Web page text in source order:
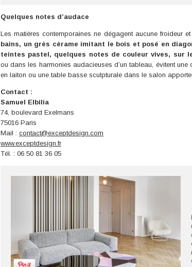
Quelques notes d’audace
Les matières contemporaines ne dégagent aucune froideur et
bains, un grès cérame imitant le bois et posé en
teintes pastel, quelques notes de couleur vives, sur
ou dans les harmonies audacieuses d’un tableau, évitent
en laiton ou une table basse sculpturale dans le salon
Contact :
Samuel Elbilia
74, boulevard Exelmans
75016 Paris
Mail : contact@exceptdesign.com
www.exceptdesign.fr
Tél. : 06 50 81 36 05